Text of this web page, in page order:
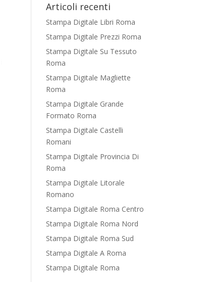
Articoli recenti
Stampa Digitale Libri Roma
Stampa Digitale Prezzi Roma
Stampa Digitale Su Tessuto
Roma
Stampa Digitale Magliette
Roma
Stampa Digitale Grande
Formato Roma
Stampa Digitale Castelli
Romani
Stampa Digitale Provincia Di
Roma
Stampa Digitale Litorale
Romano
Stampa Digitale Roma Centro
Stampa Digitale Roma Nord
Stampa Digitale Roma Sud
Stampa Digitale A Roma
Stampa Digitale Roma